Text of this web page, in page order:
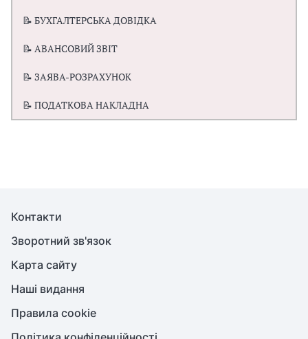
📝 БУХГАЛТЕРСЬКА ДОВІДКА
📝 АВАНСОВИЙ ЗВІТ
📝 ЗАЯВА-РОЗРАХУНОК
📝 ПОДАТКОВА НАКЛАДНА
Контакти
Зворотний зв'язок
Карта сайту
Наші видання
Правила cookie